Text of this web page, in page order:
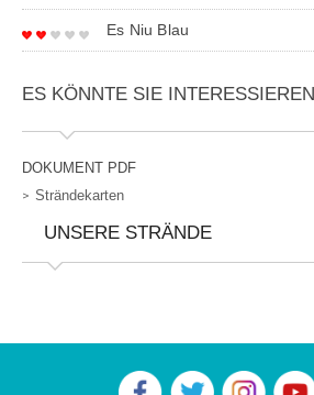
Es Niu Blau
ES KÖNNTE SIE INTERESSIEREN
DOKUMENT PDF
Strändekarten
UNSERE STRÄNDE